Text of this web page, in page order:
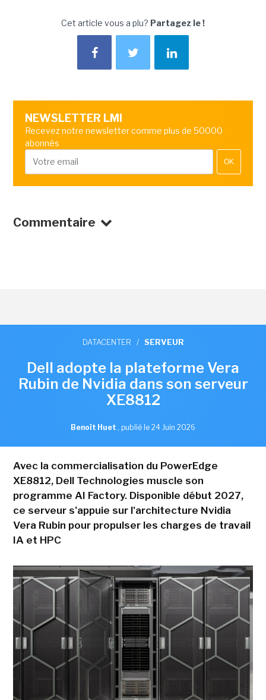
Cet article vous a plu? Partagez le !
NEWSLETTER LMI
Recevez notre newsletter comme plus de 50000
abonnés
OK
Commentaire
DATACENTER / SERVEUR
Dell adopte la plateforme Vera
Rubin de Nvidia dans son serveur
XE8812
Benoît Huet , publié le 24 Juin 2026
Avec la commercialisation du PowerEdge
XE8812, Dell Technologies muscle son
programme AI Factory. Disponible début 2027,
ce serveur s'appuie sur l'architecture Nvidia
Vera Rubin pour propulser les charges de travail
IA et HPC